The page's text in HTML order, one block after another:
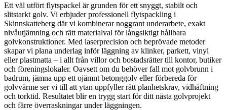
Ett väl utfört flytspackel är grunden för ett snyggt, stabilt och
slitstarkt golv. Vi erbjuder professionell flytspackling i
Skinnskatteberg där vi kombinerar noggrant underarbete, exakt
nivåutjämning och rätt materialval för långsiktigt hållbara
golvkonstruktioner. Med laserprecision och beprövade metoder
skapar vi plana underlag inför läggning av klinker, parkett, vinyl
eller plastmatta – i allt från villor och bostadsrätter till kontor, butiker
och föreningslokaler. Oavsett om du behöver fall mot golvbrunn i
badrum, jämna upp ett ojämnt betonggolv eller förbereda för
golvvärme ser vi till att ytan uppfyller rätt planhetskrav, vidhäftning
och torktid. Resultatet blir en trygg start för ditt nästa golvprojekt
och färre överraskningar under läggningen.